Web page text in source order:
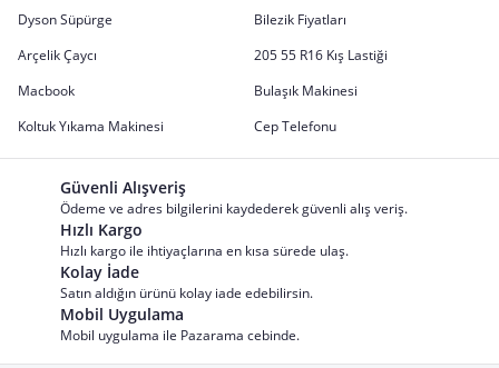
Dyson Süpürge
Bilezik Fiyatları
Arçelik Çaycı
205 55 R16 Kış Lastiği
Macbook
Bulaşık Makinesi
Koltuk Yıkama Makinesi
Cep Telefonu
Güvenli Alışveriş
Ödeme ve adres bilgilerini kaydederek güvenli alış veriş.
Hızlı Kargo
Hızlı kargo ile ihtiyaçlarına en kısa sürede ulaş.
Kolay İade
Satın aldığın ürünü kolay iade edebilirsin.
Mobil Uygulama
Mobil uygulama ile Pazarama cebinde.